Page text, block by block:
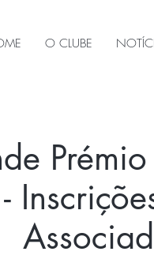
O CLUBE